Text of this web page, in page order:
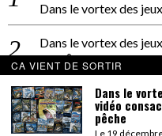
Dans le vortex des
Dans le vortex des
PACÔME
La séance d’Hip Gnose
La Patrie
dans
On a parlé Dolce Vita
CA VIENT DE SORTIR
Dans le
vidéo
pêche
Le 19